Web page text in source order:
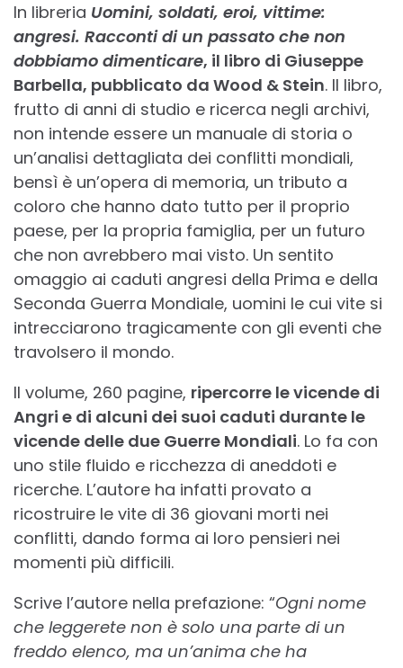
In libreria Uomini, soldati, eroi, vittime:
angresi. Racconti di un passato che non
dobbiamo dimenticare, il libro di Giuseppe
Barbella, pubblicato da Wood & Stein. Il libro,
frutto di anni di studio e ricerca negli archivi,
non intende essere un manuale di storia o
un’analisi dettagliata dei conflitti mondiali,
bensì è un’opera di memoria, un tributo a
coloro che hanno dato tutto per il proprio
paese, per la propria famiglia, per un futuro
che non avrebbero mai visto. Un sentito
omaggio ai caduti angresi della Prima e della
Seconda Guerra Mondiale, uomini le cui vite si
intrecciarono tragicamente con gli eventi che
travolsero il mondo.
Il volume, 260 pagine, ripercorre le vicende di
Angri e di alcuni dei suoi caduti durante le
vicende delle due Guerre Mondiali. Lo fa con
uno stile fluido e ricchezza di aneddoti e
ricerche. L’autore ha infatti provato a
ricostruire le vite di 36 giovani morti nei
conflitti, dando forma ai loro pensieri nei
momenti più difficili.
Scrive l’autore nella prefazione: “Ogni nome
che leggerete non è solo una parte di un
freddo elenco, ma un’anima che ha